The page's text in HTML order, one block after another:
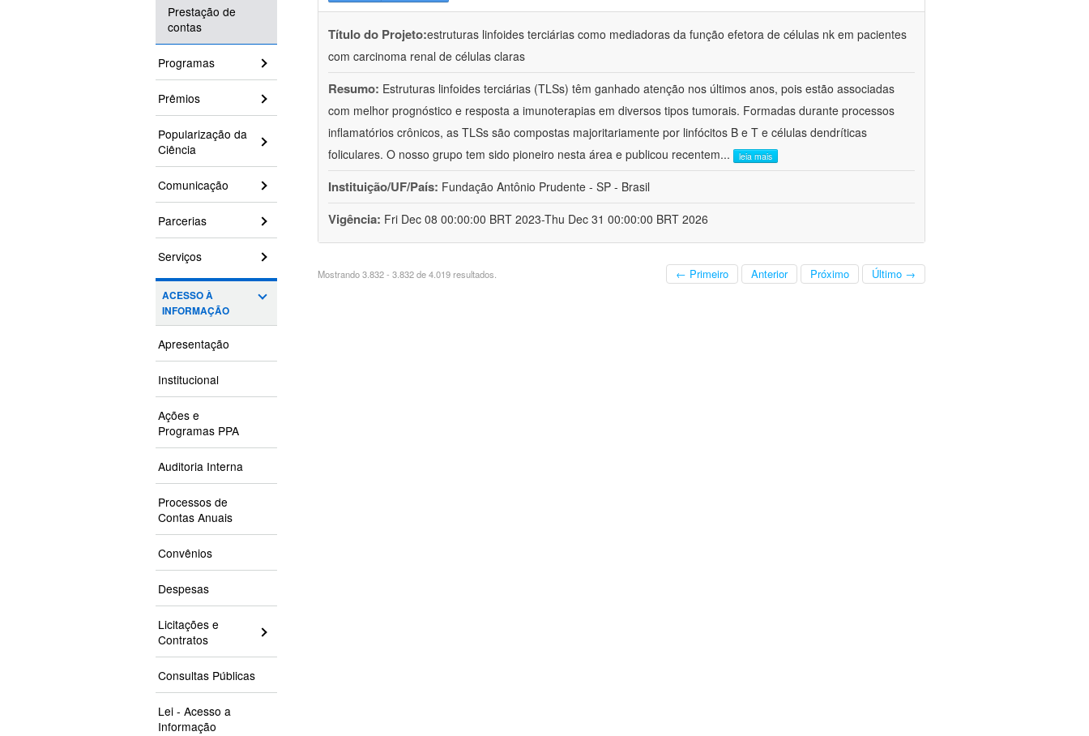
Prestação de
contas
Programas
Prêmios
Popularização da
Ciência
Comunicação
Parcerias
Serviços
ACESSO À
INFORMAÇÃO
Apresentação
Institucional
Ações e
Programas PPA
Auditoria Interna
Processos de
Contas Anuais
Convênios
Despesas
Licitações e
Contratos
Consultas Públicas
Lei - Acesso a
Informação
Título do Projeto:estruturas linfoides terciárias como mediadoras da função efetora de células nk em pacientes
com carcinoma renal de células claras
Resumo: Estruturas linfoides terciárias (TLSs) têm ganhado atenção nos últimos anos, pois estão associadas
com melhor prognóstico e resposta a imunoterapias em diversos tipos tumorais. Formadas durante processos
inflamatórios crônicos, as TLSs são compostas majoritariamente por linfócitos B e T e células dendríticas
foliculares. O nosso grupo tem sido pioneiro nesta área e publicou recentem... leia mais
Instituição/UF/País: Fundação Antônio Prudente - SP - Brasil
Vigência: Fri Dec 08 00:00:00 BRT 2023-Thu Dec 31 00:00:00 BRT 2026
Mostrando 3.832 - 3.832 de 4.019 resultados. ← Primeiro Anterior Próximo Último →